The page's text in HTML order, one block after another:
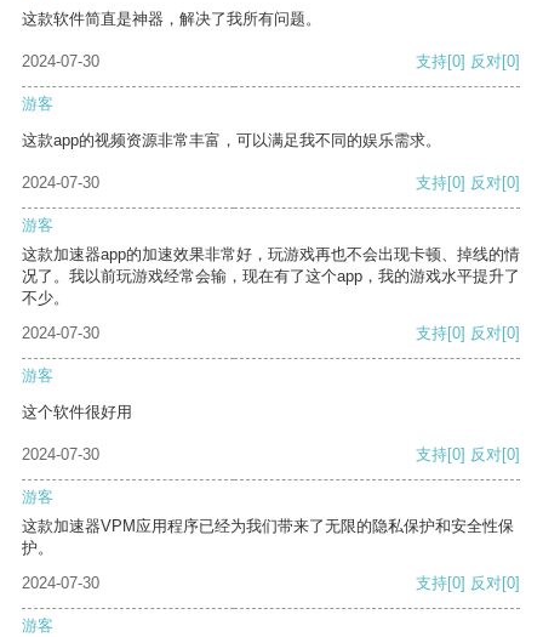
这款软件简直是神器，解决了我所有问题。
2024-07-30 支持[0] 反对[0]
游客
这款app的视频资源非常丰富，可以满足我不同的娱乐需求。
2024-07-30 支持[0] 反对[0]
游客
这款加速器app的加速效果非常好，玩游戏再也不会出现卡顿、掉线的情
况了。我以前玩游戏经常会输，现在有了这个app，我的游戏水平提升了
不少。
2024-07-30
支持[0] 反对[0]
游客
这个软件很好用
2024-07-30 支持[0] 反对[0]
游客
这款加速器VPM应用程序已经为我们带来了无限的隐私保护和安全性保
护。
2024-07-30
支持[0] 反对[0]
游客